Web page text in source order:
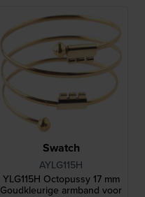
Swatch
AYLG115H
YLG115H Octopussy 17 mm
Goudkleurige armband voor